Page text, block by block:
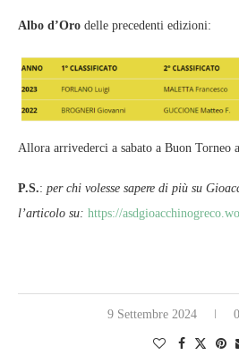
Albo d’Oro delle precedenti edizioni:
Allora arrivederci a sabato a Buon Torneo
P.S.: per chi volesse sapere di più su
l’articolo su: https://
9 Settembre 2024